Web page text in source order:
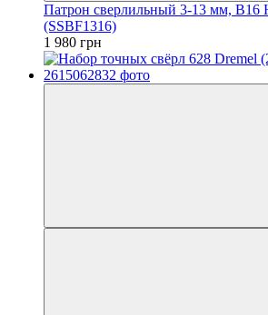
Патрон сверлильный 3-13 мм, B16
(SSBF1316)
1 980 грн